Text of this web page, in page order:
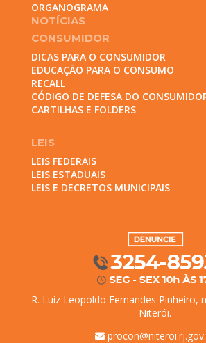
ORGANOGRAMA
NOTÍCIAS
CONSUMIDOR
DICAS PARA O CONSUMIDOR
EDUCAÇÃO PARA O CONSUMO
RECALL
CÓDIGO DE DEFESA DO
CARTILHAS E FOLDERS
LEIS
LEIS FEDERAIS
LEIS ESTADUAIS
LEIS E DECRETOS MUNICIPAIS
R. Luiz Leopoldo Fernandes Pinheiro,
Niterói.